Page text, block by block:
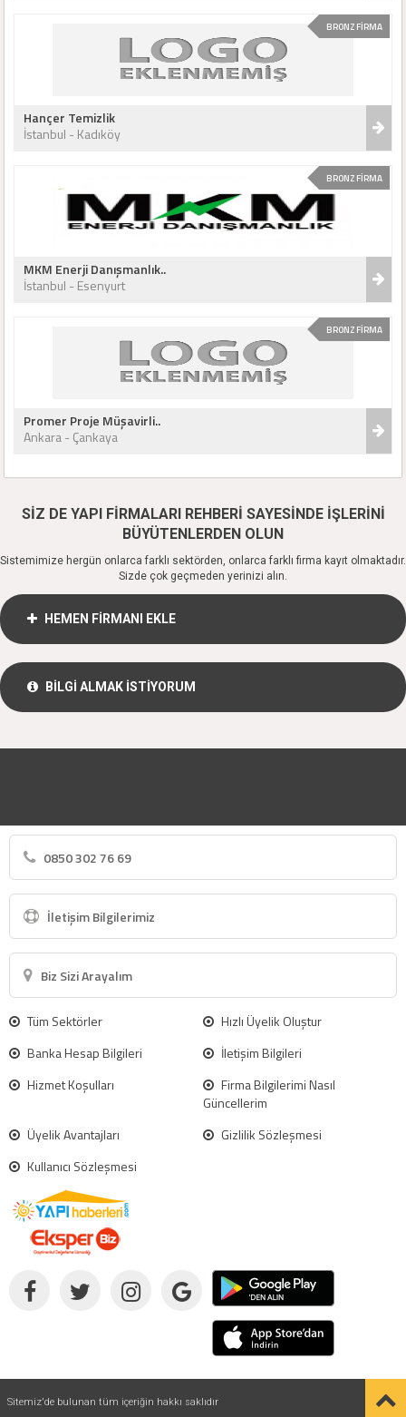
BRONZ FİRMA
Hançer Temizlik
İstanbul - Kadıköy
BRONZ FİRMA
MKM Enerji Danışmanlık..
İstanbul - Esenyurt
BRONZ FİRMA
Promer Proje Müşavirli..
Ankara - Çankaya
SİZ DE YAPI FİRMALARI REHBERİ SAYESİNDE İŞLERİNİ
BÜYÜTENLERDEN OLUN
Sistemimize hergün onlarca farklı sektörden, onlarca farklı firma kayıt olmaktadır.
Sizde çok geçmeden yerinizi alın.
HEMEN FİRMANI EKLE
BİLGİ ALMAK İSTİYORUM
0850 302 76 69
İletişim Bilgilerimiz
Biz Sizi Arayalım
Tüm Sektörler
Hızlı Üyelik Oluştur
Banka Hesap Bilgileri
İletişim Bilgileri
Hizmet Koşulları
Firma Bilgilerimi Nasıl
Güncellerim
Üyelik Avantajları
Gizlilik Sözleşmesi
Kullanıcı Sözleşmesi
Sitemiz'de bulunan tüm içeriğin hakkı saklıdır